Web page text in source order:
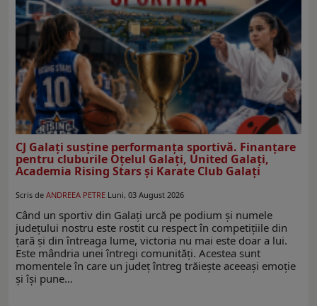
CJ Galați susține performanța sportivă. Finanțare
pentru cluburile Oțelul Galați, United Galați,
Academia Rising Stars și Karate Club Galați
Scris de ANDREEA PETRE Luni, 03 August 2026
Când un sportiv din Galați urcă pe podium și numele
județului nostru este rostit cu respect în competițiile din
țară și din întreaga lume, victoria nu mai este doar a lui.
Este mândria unei întregi comunități. Acestea sunt
momentele în care un județ întreg trăiește aceeași emoție
și își pune…